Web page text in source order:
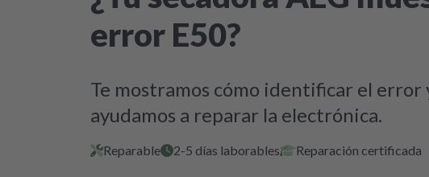
error E50?
Te mostramos cómo identificar el error
ayudamos a reparar la electrónica.
Reparable 2-5 días laborables Reparación certificada